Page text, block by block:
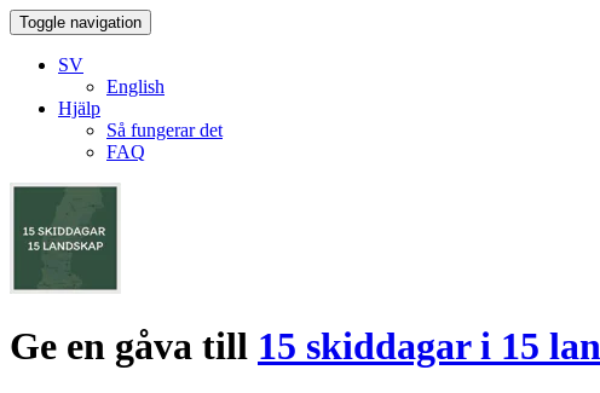
Toggle navigation
SV
English
Hjälp
Så fungerar det
FAQ
Ge en gåva till 15 skiddagar i 15